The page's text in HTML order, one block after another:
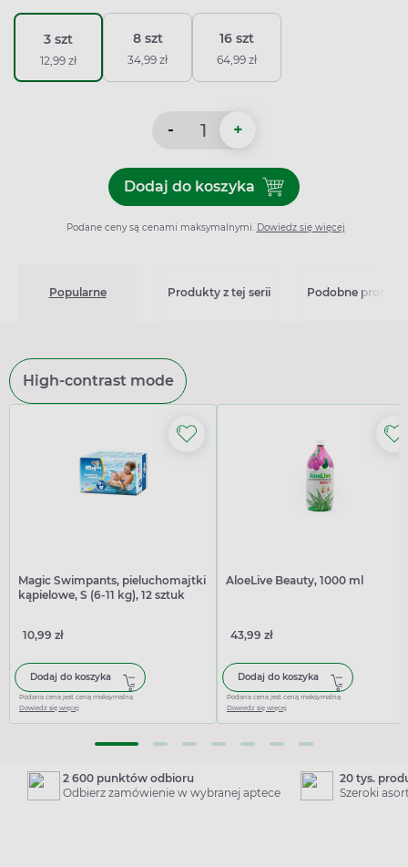
3 szt
12,99 zł
8 szt
34,99 zł
16 szt
64,99 zł
- +
Dodaj do koszykaDodaj do koszyka
Podane ceny są cenami maksymalnymi. Dowiedz się więcej
Popularne Produkty z tej serii Podobne
High-contrast mode
Magic Swimpants, pieluchomajtki
kąpielowe, S (6-11 kg), 12 sztuk
10,99 zł
Dodaj do koszyka
Podana cena jest ceną maksymalną
Dowiedz się więcej
AloeLive Beauty, 1000 ml
43,99 zł
Dodaj do koszyka
Podana cena jest ceną maksymalną
Dowiedz się więcej
2 600 punktów odbioru
Odbierz zamówienie w wybranej aptece
20 tys.
Szeroki